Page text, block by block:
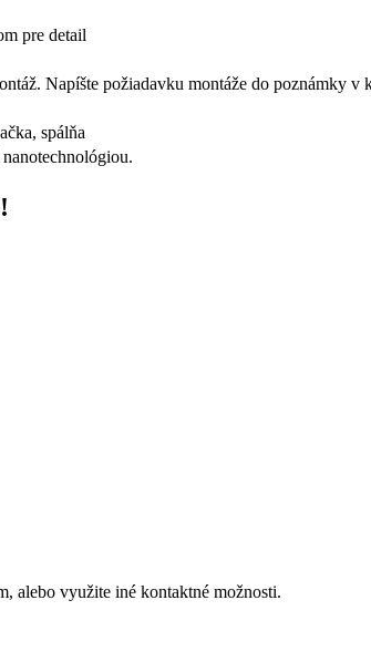
pre detail
Napíšte požiadavku montáže do poznámky v
spálňa
alebo využite iné kontaktné možnosti.